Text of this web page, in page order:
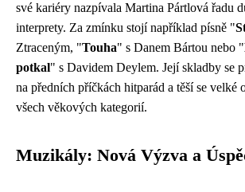
své kariéry nazpívala Martina Pártlová řadu
interprety. Za zmínku stojí například písně "
Ztraceným, "Touha" s Danem Bártou nebo "
potkal" s Davidem Deylem. Její skladby se
na předních příčkách hitparád a těší se velké
všech věkových kategorií.
Muzikály: Nová Výzva a